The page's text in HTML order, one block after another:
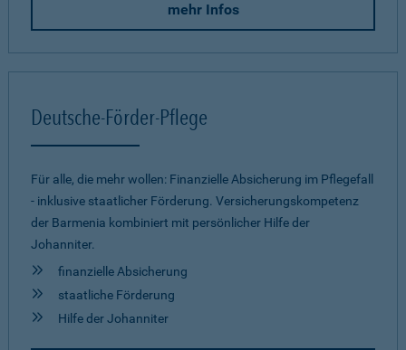
mehr Infos
Deutsche-Förder-Pflege
Für alle, die mehr wollen: Finanzielle Absicherung im Pflegefall
- inklusive staatlicher Förderung. Versicherungskompetenz
der Barmenia kombiniert mit persönlicher Hilfe der
Johanniter.
finanzielle Absicherung
staatliche Förderung
Hilfe der Johanniter